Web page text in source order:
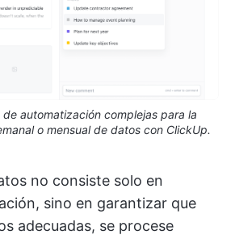
automatización complejas para la
o mensual de datos con ClickUp.
no consiste solo en
sino en garantizar que
adecuadas, se procese